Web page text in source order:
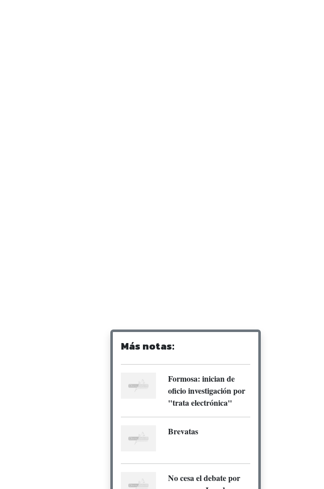
Más notas:
Formosa: inician de
oficio investigación por
"trata electrónica"
Brevatas
No cesa el debate por